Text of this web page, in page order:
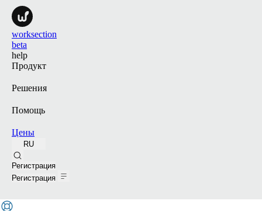
worksection
beta
help
Продукт
Решения
Помощь
Цены
RU
Регистрация
Регистрация